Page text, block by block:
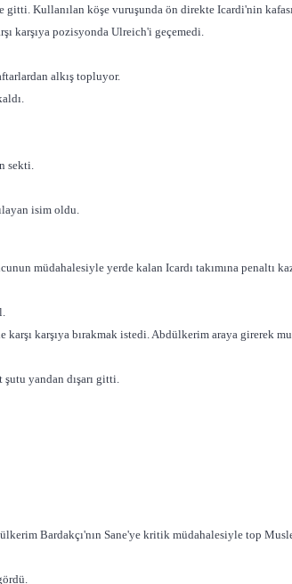
gitti. Kullanılan köşe vuruşunda ön direkte Icardi'nin
karşıya pozisyonda Ulreich'i geçemedi.
alkış topluyor.
sekti.
isim oldu.
müdahalesiyle yerde kalan Icardı takımına penaltı
karşıya bırakmak istedi. Abdülkerim araya girerek
şutu yandan dışarı gitti.
Bardakçı'nın Sane'ye kritik müdahalesiyle top